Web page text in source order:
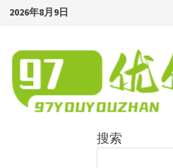
Skip
content
2026年8月9日
搜索